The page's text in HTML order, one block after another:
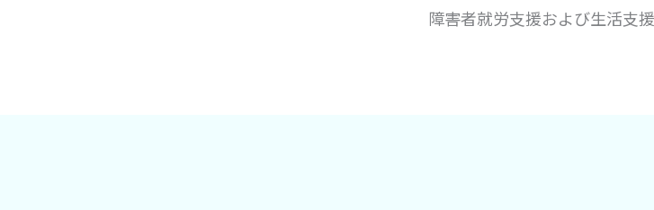
障害者就労支援および生活支